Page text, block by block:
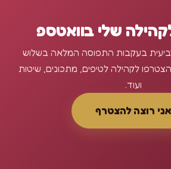
שלי בוואטספ
בעקבות התפוסה המלאה בשלוש
לקהילה לטיפים, מתכונים, שיטות
ועוד.
אני רוצה להצטרף